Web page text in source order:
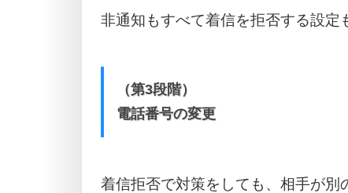
非通知もすべて着信を拒否する設定
（第3段階）
電話番号の変更
着信拒否で対策をしても、相手が別